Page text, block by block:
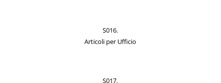
S016.
Articoli per Ufficio
S017.